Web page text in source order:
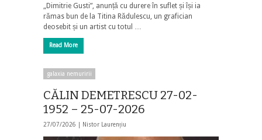
„Dimitrie Gusti”, anunță cu durere în suflet și își ia
rămas bun de la Titina Rădulescu, un grafician
deosebit și un artist cu totul …
Read More
galaxia nemuririi
CĂLIN DEMETRESCU 27-02-
1952 – 25-07-2026
27/07/2026 | Nistor Laurențiu